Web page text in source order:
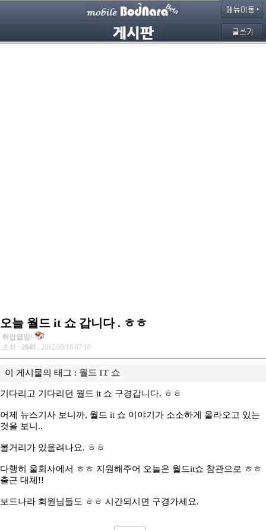
오늘 월드 it 쇼 갑니다 . ㅎㅎ
취업열망!
조회 : 2648 , 2012/05/16 07:10
이 게시물의 태그 : 월드 IT 쇼
기다리고 기다리던 월드 it 쇼 구경갑니다. ㅎㅎ
어제 뉴스기사 보니까, 월드 it 쇼 이야기가 소소하게 올라오고 있는
것을 보니..
볼거리가 있을려나요. ㅎㅎ
다행히 울회사에서 ㅎㅎ 지원해주어 오늘은 월드it쇼 참관으로 ㅎㅎ
출근 대체!!
보드나라 회원님들도 ㅎㅎ 시간되시면 구경가세요.